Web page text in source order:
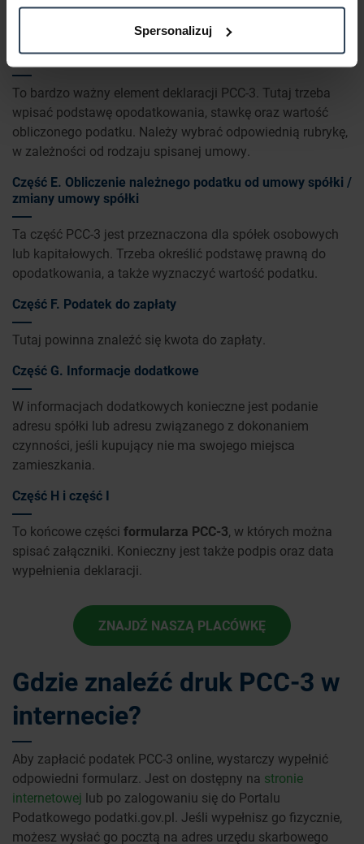
Spersonalizuj
cywilnoprawnej — w Polsce, czy poza krajem.
Część D. Obliczenie należnego podatku od czynności
cywilnoprawnych, z wyjątkiem umowy spółki
To bardzo ważny element deklaracji PCC-3. Tutaj trzeba
wpisać podstawę opodatkowania, stawkę oraz wartość
obliczonego podatku. Należy wybrać odpowiednią rubrykę,
w zależności od rodzaju spisanej umowy.
Część E. Obliczenie należnego podatku od umowy spółki /
zmiany umowy spółki
Ta część PCC-3 jest przeznaczona dla spółek osobowych
lub kapitałowych. Trzeba określić podstawę prawną do
opodatkowania, a także wyznaczyć wartość podatku.
Część F. Podatek do zapłaty
Tutaj powinna znaleźć się kwota do zapłaty.
Część G. Informacje dodatkowe
W informacjach dodatkowych konieczne jest podanie
adresu spółki lub adresu związanego z dokonaniem
czynności, jeśli kupujący nie ma swojego miejsca
zamieszkania.
Część H i część I
To końcowe części formularza PCC-3, w których można
spisać załączniki. Konieczny jest także podpis oraz data
wypełnienia deklaracji.
ZNAJDŹ NASZĄ PLACÓWKĘ
Gdzie znaleźć druk PCC-3 w
internecie?
Aby zapłacić podatek PCC-3 online, wystarczy wypełnić
odpowiedni formularz. Jest on dostępny na stronie
internetowej lub po zalogowaniu się do Portalu
Podatkowego podatki.gov.pl. Jeśli wypełnisz go fizycznie,
możesz wysłać go pocztą na adres urzędu skarbowego